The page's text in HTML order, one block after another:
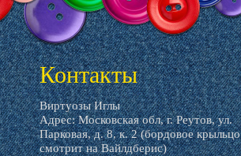
Контакты
Виртуозы Иглы
Адрес: Московская обл, г. Реутов, ул.
Парковая, д. 8, к. 2 (бордовое крыльцо
смотрит на Вайлдберис)